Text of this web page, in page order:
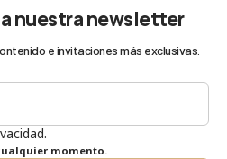
nuestra newsletter
e invitaciones más exclusivas.
momento.